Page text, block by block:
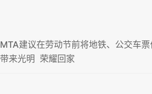
MTA建议在劳动节前将地铁、公交车
带来光明 荣耀回家